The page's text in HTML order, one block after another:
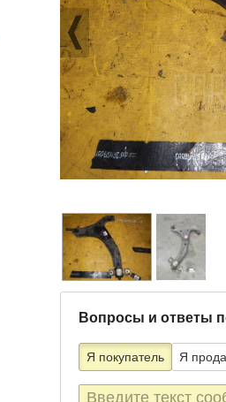
Вопросы и ответы
Я покупатель Я
Текст